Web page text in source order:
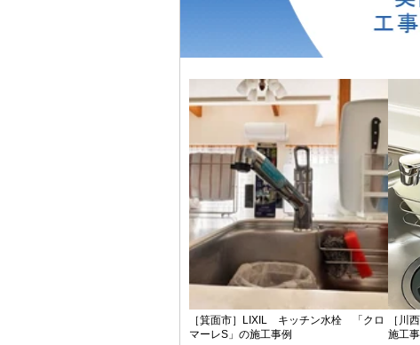
［箕面市］LIXIL キッチン水栓 「クロ
マーレS」の施工事例
［川
施工